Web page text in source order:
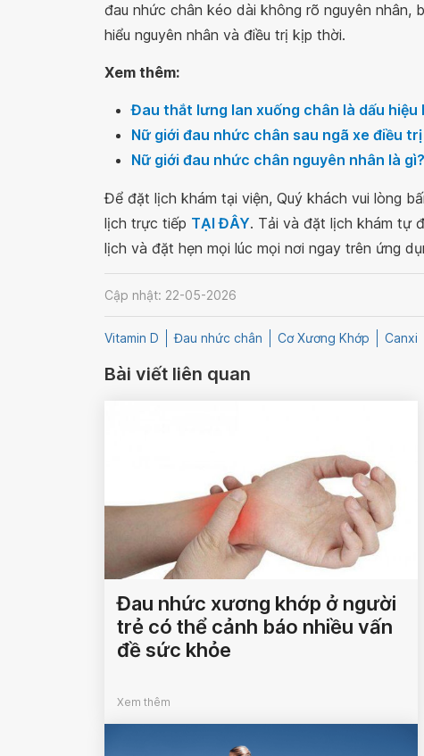
đau nhức chân kéo dài không rõ nguyên nhân,
hiểu nguyên nhân và điều trị kịp thời.
Xem thêm:
Đau thắt lưng lan xuống chân là dấu hiệu
Nữ giới đau nhức chân sau ngã xe điều
Nữ giới đau nhức chân nguyên nhân là gì?
Để đặt lịch khám tại viện, Quý khách vui lòng
lịch trực tiếp TẠI ĐÂY. Tải và đặt lịch khám tự
lịch và đặt hẹn mọi lúc mọi nơi ngay trên ứng
Cập nhật: 22-05-2026
Vitamin D Đau nhức chân Cơ Xương Khớp Canxi
Bài viết liên quan
Đau nhức xương khớp ở người
trẻ có thể cảnh báo nhiều vấn
đề sức khỏe
Xem thêm